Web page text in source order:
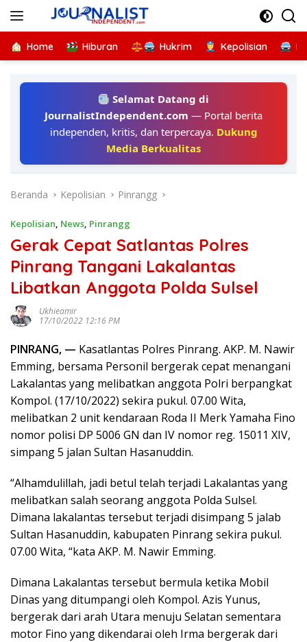
Home Hiburan Hukrim Kepolisian
Selamat Datang di
JournalistIndependent.com — Portal berita
independen, kritis, dan terpercaya. Dukung
Media Berkualitas
Beranda Kepolisian Pinrangg
Kepolisian, News, Pinrangg
Gerak Cepat Satlantas Polres
Pinrang Tangani Lakalantas
Libatkan Anggota Polda Sulsel
Ukhieamir
17/10/2022 12:16 PM
PINRANG, — Kasatlantas Polres Pinrang. AKP. M. Nawir
Emming, bersama Personil bergerak cepat menangani
Lakalantas yang melibatkan anggota Polri berpangkat
Kompol. (17/10/2022) sekira pukul. 07.00 Wita,
melibatkan 2 unit kendaraan Roda II Merk Yamaha Fino
nomor polisi DP 5006 GN dan IV nomor reg. 15011 XIV,
simpang 5 jalan Sultan Hasanuddin.
“Alhamdulillah, jadi betul telah terjadi Lakalantas yang
melibatkan salah seorang anggota Polda Sulsel.
Dimana lakalantas tersebut terjadi disimpang 5 jalab
Sultan Hasanuddin, kabupaten Pinrang sekira pukul.
07.00 Wita, “kata AKP. M. Nawir Emming.
Dimana Lakalantas tersebut bermula ketika Mobil
Dinas yang ditumpangi oleh Kompol. Azis Yunus,
bergerak dari arah Utara menuju Selatan sementara
motor Fino yang dikendarai oleh Irma bergerak dari